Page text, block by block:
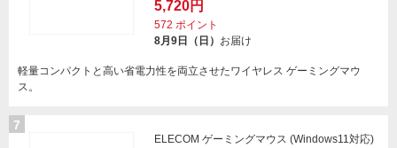
5,720円
572 ポイント
8月9日（日） お届け
軽量コンパクトと高い省電力性を両立させたワイヤレス ゲーミングマウ
ス。
7
ELECOM ゲーミングマウス (Windows11対応)